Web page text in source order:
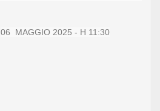
06 MAGGIO 2025 - H 11:30